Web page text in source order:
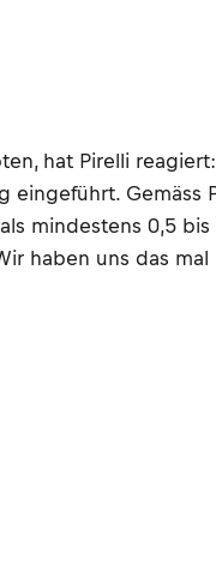
hat Pirelli
mindestens 0,5
haben uns das